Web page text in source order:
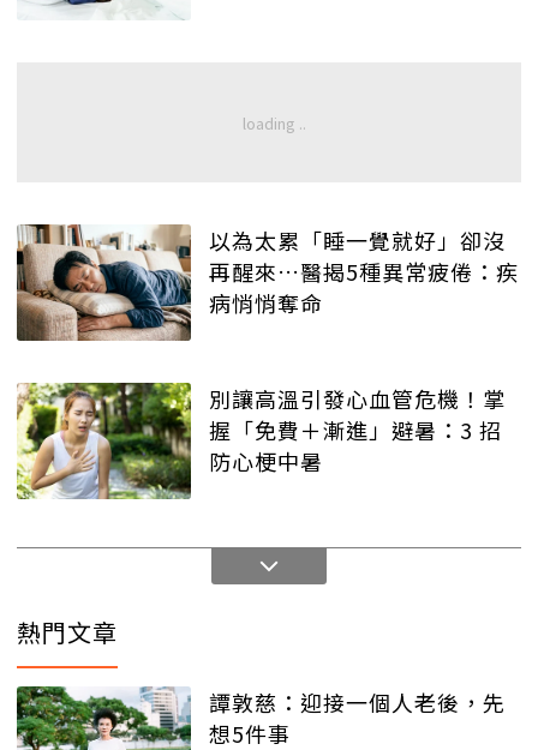
以為太累「睡一覺就好」卻沒
再醒來…醫揭5種異常疲倦：疾
病悄悄奪命
別讓高溫引發心血管危機！掌
握「免費＋漸進」避暑：3 招
防心梗中暑
熱門文章
譚敦慈：迎接一個人老後，先
想5件事